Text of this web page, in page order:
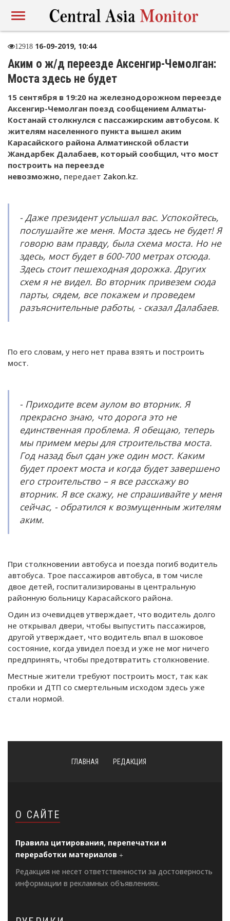
12918 16-09-2019, 10:44
Аким о ж/д переезде Аксенгир-Чемолган:
Моста здесь не будет
15 сентября в 19:20 на железнодорожном переезде
Аксенгир-Чемолган поезд сообщением Алматы-
Костанай столкнулся с пассажирским автобусом. К
жителям населенного пункта вышел аким
Карасайского района Алматинской области
Жандарбек Далабаев, который сообщил, что мост
построить на переезде
невозможно, передает Zakon.kz.
- Даже президент услышал вас. Успокойтесь,
послушайте же меня. Моста здесь не будет! Я
говорю вам правду, была схема моста. Но не
здесь, мост будет в 600-700 метрах отсюда.
Здесь стоит пешеходная дорожка. Других
схем я не видел. Во вторник привезем сюда
парты, сядем, все покажем и проведем
разъяснительные работы, - сказал Далабаев.
По его словам, у него нет права взять и построить
мост.
- Приходите всем аулом во вторник. Я
прекрасно знаю, что дорога это не
единственная проблема. Я обещаю, теперь
мы примем меры для строительства моста.
Год назад был сдан уже один мост. Каким
будет проект моста и когда будет завершено
его строительство – я все расскажу во
вторник. Я все скажу, не спрашивайте у меня
сейчас, - обратился к возмущенным жителям
аким.
При столкновении автобуса и поезда погиб водитель
автобуса. Трое пассажиров автобуса, в том числе
двое детей, госпитализированы в центральную
районную больницу Карасайского района.
Один из очевидцев утверждает, что водитель долго
не открывал двери, чтобы выпустить пассажиров,
другой утверждает, что водитель впал в шоковое
состояние, когда увидел поезд и уже не мог ничего
предпринять, чтобы предотвратить столкновение.
Местные жители требуют построить мост, так как
пробки и ДТП со смертельным исходом здесь уже
стали нормой.
ГЛАВНАЯ РЕДАКЦИЯ
О САЙТЕ
Правила цитирования, перепечатки и
переработки материалов
Редакция не несет ответственности за достоверность
информации в рекламных объявлениях.